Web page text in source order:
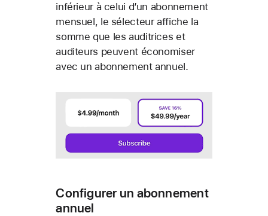
inférieur à celui d’un abonnement
mensuel, le sélecteur affiche la
somme que les auditrices et
auditeurs peuvent économiser
avec un abonnement annuel.
Configurer un abonnement
annuel